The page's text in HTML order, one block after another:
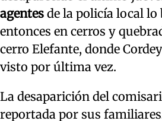
agentes de la policía local lo
entonces en cerros y
cerro Elefante, donde
visto por última vez.
La desaparición del
reportada por sus